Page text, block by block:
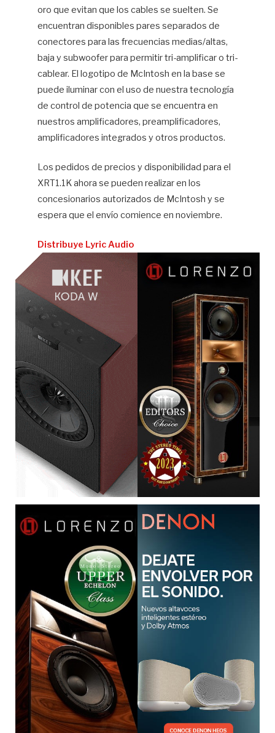
oro que evitan que los cables se suelten. Se
encuentran disponibles pares separados de
conectores para las frecuencias medias/altas,
baja y subwoofer para permitir tri-amplificar o tri-
cablear. El logotipo de McIntosh en la base se
puede iluminar con el uso de nuestra tecnología
de control de potencia que se encuentra en
nuestros amplificadores, preamplificadores,
amplificadores integrados y otros productos.
Los pedidos de precios y disponibilidad para el
XRT1.1K ahora se pueden realizar en los
concesionarios autorizados de McIntosh y se
espera que el envío comience en noviembre.
Distribuye Lyric Audio